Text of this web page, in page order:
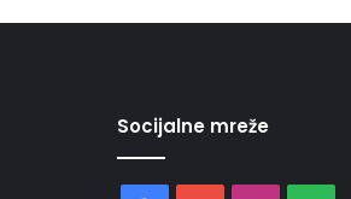
Socijalne mreže